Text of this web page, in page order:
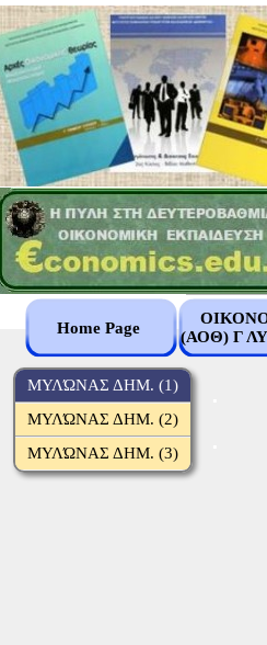
Home Page
(ΑΟΘ) Γ
ΜΥΛΏΝΑΣ ΔΗΜ. (1)
ΜΥΛΏΝΑΣ ΔΗΜ. (2)
ΜΥΛΏΝΑΣ ΔΗΜ. (3)